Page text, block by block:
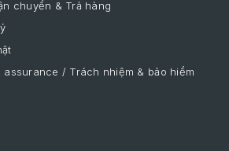
chuyển & Trả hàng
assurance / Trách nhiệm & bảo hiểm